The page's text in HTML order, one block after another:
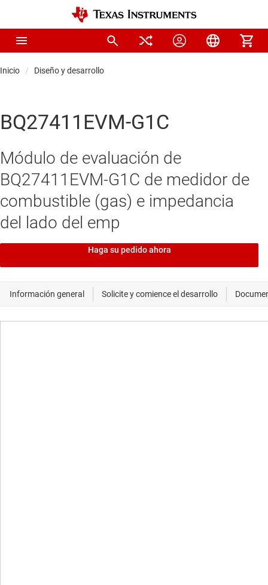
Inicio Diseño y desarrollo
BQ27411EVM-G1C
Módulo de evaluación de
BQ27411EVM-G1C de medidor de
combustible (gas) e impedancia
del lado del emp
Haga su pedido ahora